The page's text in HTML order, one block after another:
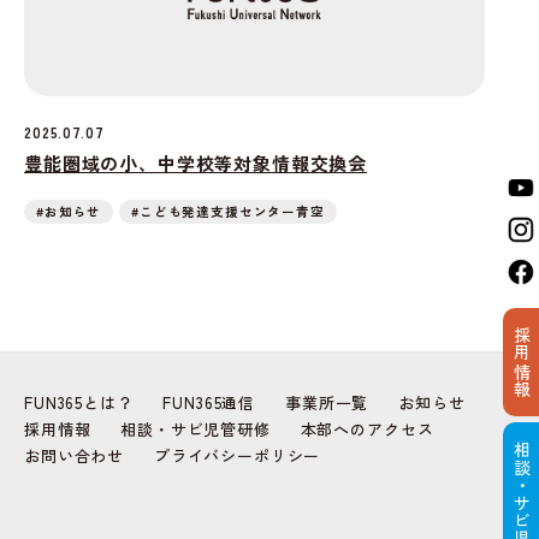
採用情報
2025.07.07
豊能圏域の小、中学校等対象情報交換会
#お知らせ #こども発達支援センター青空
FUN365とは？ FUN365通信 事業所一覧
お知らせ
採用情報
相談・サビ児管研修
本部へのアクセス
お問い合わせ
プライバシーポリシー